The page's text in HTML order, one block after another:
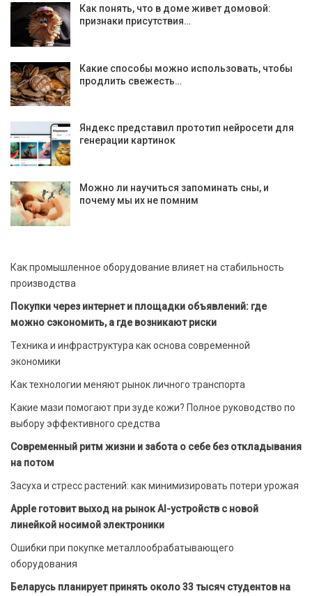
Как понять, что в доме живет домовой:
признаки присутствия…
Какие способы можно использовать, чтобы
продлить свежесть…
Яндекс представил прототип нейросети для
генерации картинок
Можно ли научиться запоминать сны, и
почему мы их не помним
Как промышленное оборудование влияет на стабильность
производства
Покупки через интернет и площадки объявлений: где
можно сэкономить, а где возникают риски
Техника и инфраструктура как основа современной
экономики
Как технологии меняют рынок личного транспорта
Какие мази помогают при зуде кожи? Полное руководство по
выбору эффективного средства
Современный ритм жизни и забота о себе без откладывания
на потом
Засуха и стресс растений: как минимизировать потери урожая
Apple готовит выход на рынок AI-устройств с новой
линейкой носимой электроники
Ошибки при покупке металлообрабатывающего
оборудования
Беларусь планирует принять около 33 тысяч студентов на